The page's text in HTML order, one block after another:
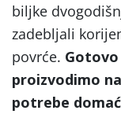
biljke
zadebljali
povrće.
proizvodimo
potrebe